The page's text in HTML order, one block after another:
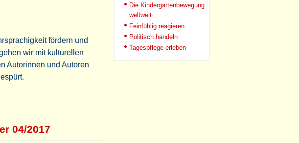
fördern und
wir mit kulturellen
Autorinnen und Autoren
04/2017
Die Kindergartenbewegung
weltweit
Feinfühlig reagieren
Politisch handeln
Tagespflege erleben